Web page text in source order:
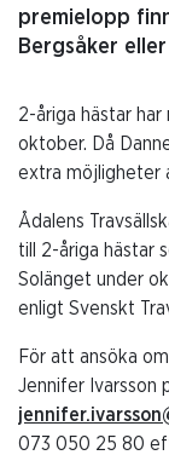
premielopp
Bergsåker
2-åriga hästar
oktober. Då
extra möjligheter
Ådalens
till 2-åriga hästar
Solänget under
enligt Svenskt
För att ansöka
Jennifer Ivarsson
073 050 25 80